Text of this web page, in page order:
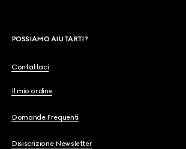
POSSIAMO AIUTARTI?
Contattaci
Il mio ordine
Domande Frequenti
Disiscrizione Newsletter